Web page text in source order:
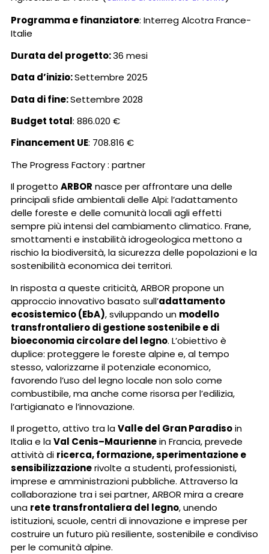
Programma e finanziatore: Interreg Alcotra France-
Italie
Durata del progetto:36 mesi
Data d’inizio:Settembre 2025
Data di fine:Settembre 2028
Budget total: 886.020 €
Financement UE: 708.816 €
The Progress Factory : partner
Il progetto ARBOR nasce per affrontare una delle
principali sfide ambientali delle Alpi: l’adattamento
delle foreste e delle comunità locali agli effetti
sempre più intensi del cambiamento climatico. Frane,
smottamenti e instabilità idrogeologica mettono a
rischio la biodiversità, la sicurezza delle popolazioni e la
sostenibilità economica dei territori.
In risposta a queste criticità, ARBOR propone un
approccio innovativo basato sull’adattamento
ecosistemico (EbA), sviluppando un modello
transfrontaliero di gestione sostenibile e di
bioeconomia circolare del legno. L’obiettivo è
duplice: proteggere le foreste alpine e, al tempo
stesso, valorizzarne il potenziale economico,
favorendo l’uso del legno locale non solo come
combustibile, ma anche come risorsa per l’edilizia,
l’artigianato e l’innovazione.
Il progetto, attivo tra laValle del Gran Paradisoin
Italia e laVal Cenis–Mauriennein Francia, prevede
attività di ricerca, formazione, sperimentazione e
sensibilizzazionerivolte a studenti, professionisti,
imprese e amministrazioni pubbliche. Attraverso la
collaborazione tra i sei partner, ARBOR mira a creare
una rete transfrontaliera del legno, unendo
istituzioni, scuole, centri di innovazione e imprese per
costruire un futuro più resiliente, sostenibile e condiviso
per le comunità alpine.